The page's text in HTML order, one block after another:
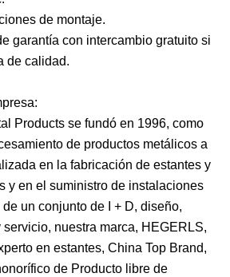
de montaje.
garantía con intercambio gratuito si
de calidad.
Products se fundó en 1996, como
de productos metálicos a
en la fabricación de estantes y
y en el suministro de instalaciones
un conjunto de I + D, diseño,
nuestra marca, HEGERLS,
en estantes, China Top Brand,
de Producto libre de